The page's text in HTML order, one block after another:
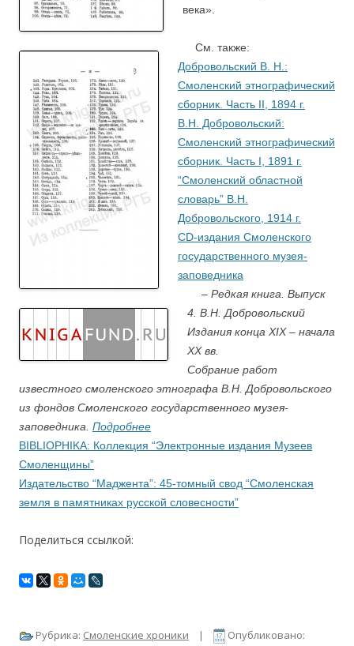
века».
См. также:
Добровольский В. Н.:
Смоленский этнографический
сборник. Часть II, 1894 г.
В.Н. Добровольский:
Смоленский этнографический
сборник. Часть I, 1891 г.
“Смоленский областной
словарь” В.Н.
Добровольского, 1914 г.
CD-издания Смоленского
государственного музея-
заповедника
– Редкая книга. Выпуск
4. В.Н. Добровольский
Издания конца XIX – начала
XX вв.
Собрание работ
известного смоленского этнографа В.Н. Добровольского
из фондов Смоленского государственного музея-
заповедника. Подробнее
BIBLIOPHIKA: Коллекция “Электронные издания Музеев
Смоленщины”
Издательство “Маджента”: 45-томный свод “Смоленская
земля в памятниках русской словесности”
Поделиться ссылкой:
Рубрика: Смоленские хроники | Опубликовано: